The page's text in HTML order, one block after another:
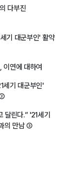
다부진
기 대군부인' 활약
이연에 대하여
세기 대군부인'
달린다.” '21세기
의 만남 ③